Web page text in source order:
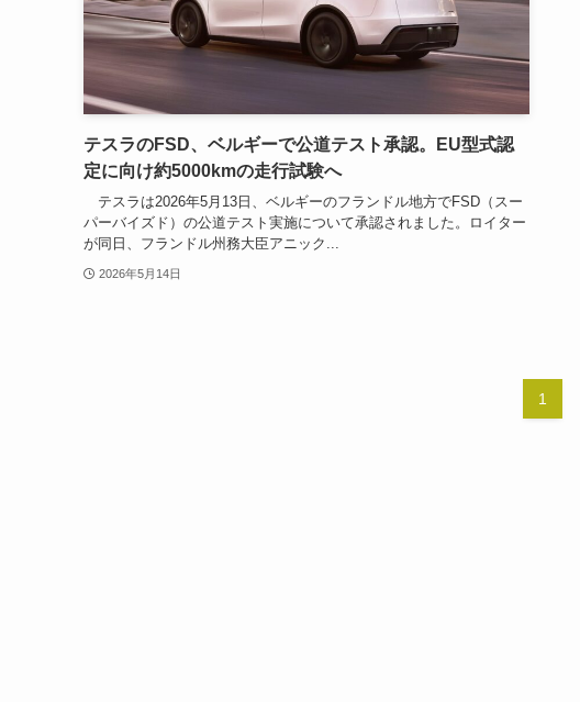
テスラのFSD、ベルギーで公道テスト承認。EU型式認
定に向け約5000kmの走行試験へ
テスラは2026年5月13日、ベルギーのフランドル地方でFSD（スー
パーバイズド）の公道テスト実施について承認されました。ロイター
が同日、フランドル州務大臣アニック...
2026年5月14日
1